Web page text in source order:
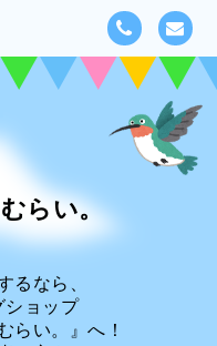
らい。
るなら、
ショップ
らい。』へ！